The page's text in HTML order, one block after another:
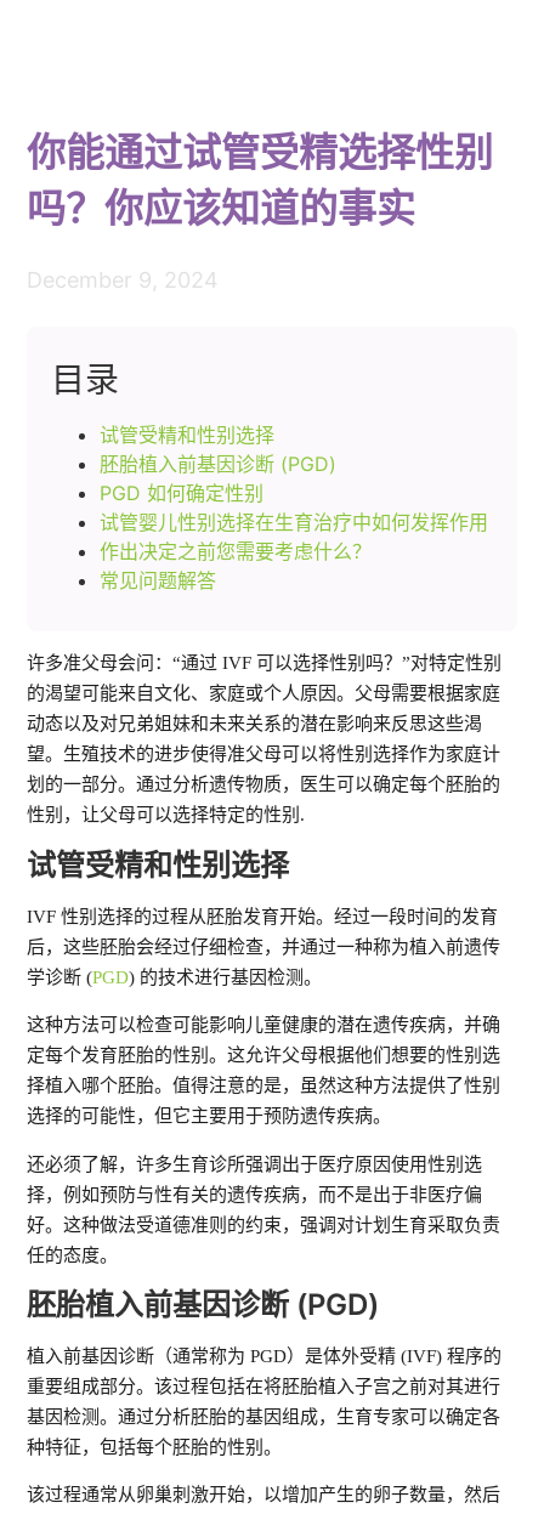
你能通过试管受精选择性别
吗？你应该知道的事实
December 9, 2024
目录
试管受精和性别选择
胚胎植入前基因诊断 (PGD)
PGD​​ 如何确定性别
试管婴儿性别选择在生育治疗中如何发挥作用
作出决定之前您需要考虑什么？
常见问题解答
许多准父母会问：“通过 IVF 可以选择性别吗？”对特定性别
的渴望可能来自文化、家庭或个人原因。父母需要根据家庭
动态以及对兄弟姐妹和未来关系的潜在影响来反思这些渴
望。生殖技术的进步使得准父母可以将性别选择作为家庭计
划的一部分。通过分析遗传物质，医生可以确定每个胚胎的
性别，让父母可以选择特定的性别.
试管受精和性别选择
IVF 性别选择的过程从胚胎发育开始。经过一段时间的发育
后，这些胚胎会经过仔细检查，并通过一种称为植入前遗传
学诊断 (PGD) 的技术进行基因检测。
这种方法可以检查可能影响儿童健康的潜在遗传疾病，并确
定每个发育胚胎的性别。这允许父母根据他们想要的性别选
择植入哪个胚胎。值得注意的是，虽然这种方法提供了性别
选择的可能性，但它主要用于预防遗传疾病。
还必须了解，许多生育诊所强调出于医疗原因使用性别选
择，例如预防与性有关的遗传疾病，而不是出于非医疗偏
好。这种做法受道德准则的约束，强调对计划生育采取负责
任的态度。
胚胎植入前基因诊断 (PGD)
植入前基因诊断（通常称为 PGD）是体外受精 (IVF) 程序的
重要组成部分。该过程包括在将胚胎植入子宫之前对其进行
基因检测。通过分析胚胎的基因组成，生育专家可以确定各
种特征，包括每个胚胎的性别。
该过程通常从卵巢刺激开始，以增加产生的卵子数量，然后